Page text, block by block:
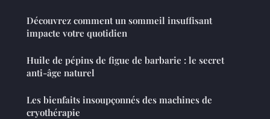
Découvrez comment un sommeil insuffisant
impacte votre quotidien
Huile de pépins de figue de barbarie : le secret
anti-âge naturel
Les bienfaits insoupçonnés des machines de
cryothérapie